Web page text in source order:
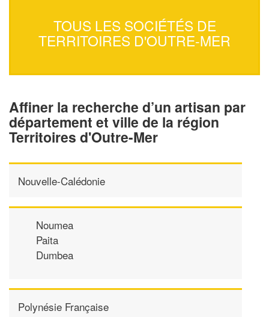
TOUS LES SOCIÉTÉS DE
TERRITOIRES D'OUTRE-MER
Affiner la recherche d’un artisan par
département et ville de la région
Territoires d'Outre-Mer
Nouvelle-Calédonie
Noumea
Paita
Dumbea
Polynésie Française